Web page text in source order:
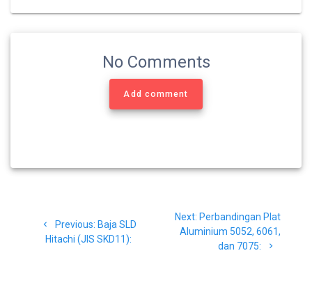
No Comments
Add comment
posPrevious: Previous
post:
Baja SLD
Hitachi (JIS SKD11):
Next: Next
post:
Perbandingan Plat
Aluminium 5052, 6061,
dan 7075: